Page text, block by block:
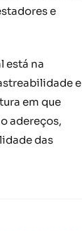
e
está na
e
em que
adereços,
das